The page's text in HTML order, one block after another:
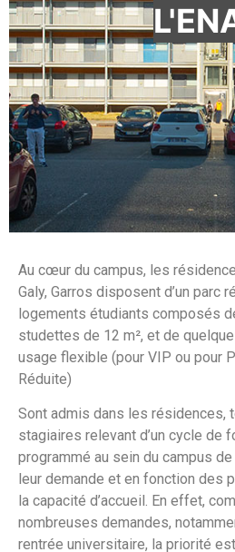
Au cœur du campus, les
Galy, Garros disposent d’un parc
logements étudiants composés
studettes de 12 m², et de
usage flexible (pour VIP ou pour
Réduite)
Sont admis dans les résidences,
stagiaires relevant d’un cycle de
programmé au sein du campus de
leur demande et en fonction
la capacité d’accueil. En effet,
nombreuses demandes,
rentrée universitaire, la priorité